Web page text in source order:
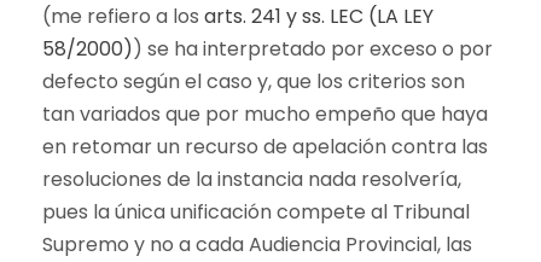
(me refiero a los arts. 241 y ss. LEC (LA LEY
58/2000)) se ha interpretado por exceso o por
defecto según el caso y, que los criterios son
tan variados que por mucho empeño que haya
en retomar un recurso de apelación contra las
resoluciones de la instancia nada resolvería,
pues la única unificación compete al Tribunal
Supremo y no a cada Audiencia Provincial, las